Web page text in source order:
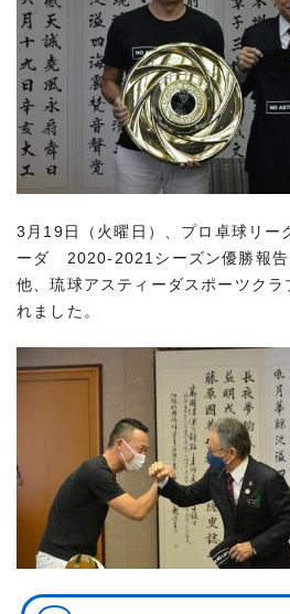
3月19日（火曜日）、プロ卓球リ
ーダ 2020-2021シーズン優勝報告
他、琉球アスティーダスポーツクラ
れました。